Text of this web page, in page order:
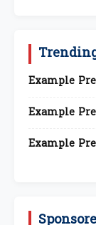
Example
Example
Example